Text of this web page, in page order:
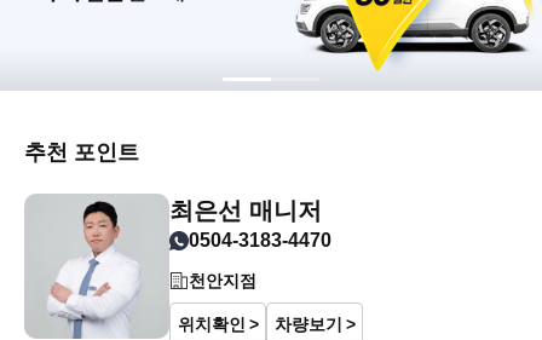
추천 포인트
최은선 매니저
0504-3183-4470
천안지점
위치확인 차량보기